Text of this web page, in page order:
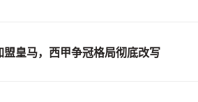
皇马，西甲争冠格局彻底改写